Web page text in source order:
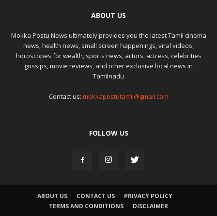
ABOUT US
Mokka Postu News ultimately provides you the latest Tamil cinema
news, health news, small screen happenings, viral videos,
horoscopes for wealth, sports news, actors, actress, celebrities
gossips, movie reviews, and other exclusive local news in
Tamilnadu
Contact us: mokkapostutamil@gmail.com
FOLLOW US
ABOUT US CONTACT US
PRIVACY POLICY
TERMS AND CONDITIONS
DISCLAIMER